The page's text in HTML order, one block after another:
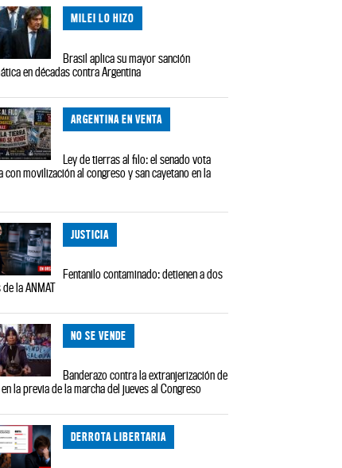
MILEI LO HIZO
Brasil aplica su mayor sanción
en décadas contra Argentina
ARGENTINA EN VENTA
Ley de tierras al filo: el senado vota
con movilización al congreso y san cayetano en la
JUSTICIA
Fentanilo contaminado: detienen a dos
la ANMAT
NO SE VENDE
Banderazo contra la extranjerización de
la previa de la marcha del jueves al Congreso
DERROTA LIBERTARIA